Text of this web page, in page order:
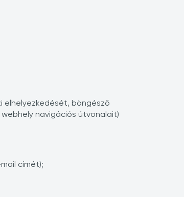
elhelyezkedését, böngésző
navigációs útvonalait)
címét);